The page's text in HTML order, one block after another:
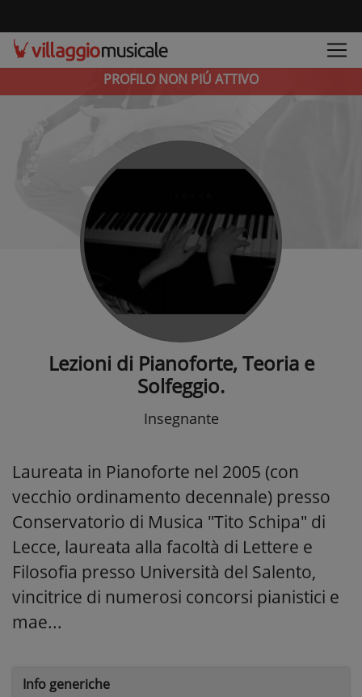
PROFILO NON PIÚ ATTIVO
Lezioni di Pianoforte, Teoria e
Solfeggio.
Insegnante
Laureata in Pianoforte nel 2005 (con
vecchio ordinamento decennale) presso
Conservatorio di Musica "Tito Schipa" di
Lecce, laureata alla facoltà di Lettere e
Filosofia presso Università del Salento,
vincitrice di numerosi concorsi pianistici e
mae...
Info generiche